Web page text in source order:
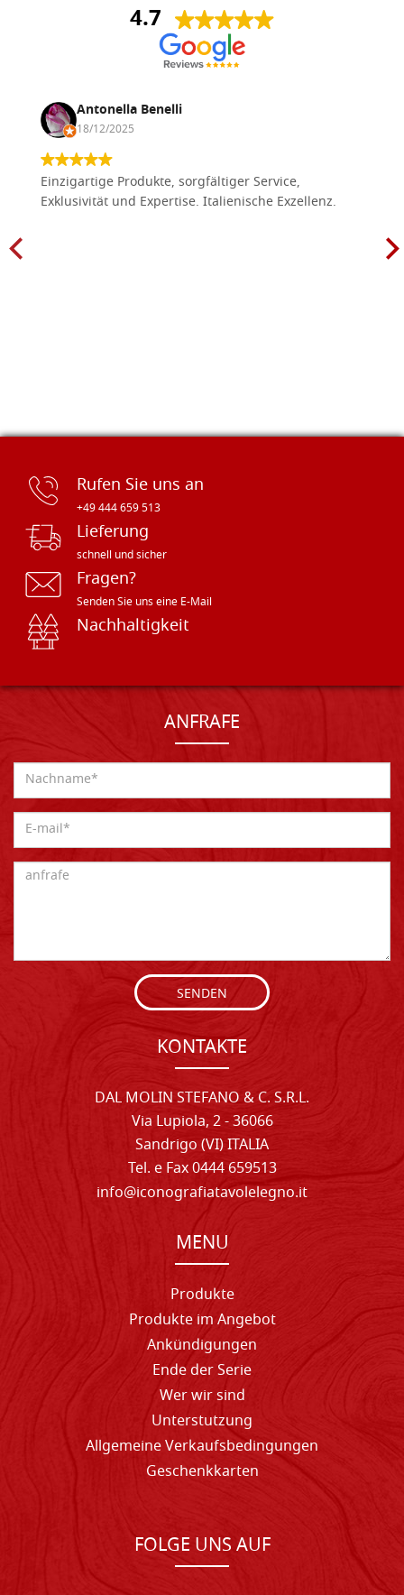
4.7
Antonella Benelli
18/12/2025
Einzigartige Produkte, sorgfältiger Service,
Exklusivität und Expertise. Italienische Exzellenz.
Rufen Sie uns an
+49 444 659 513
Lieferung
schnell und sicher
Fragen?
Senden Sie uns eine E-Mail
Nachhaltigkeit
ANFRAFE
SENDEN
KONTAKTE
DAL MOLIN STEFANO & C. S.R.L.
Via Lupiola, 2 - 36066
Sandrigo (VI) ITALIA
Tel. e Fax 0444 659513
info@iconografiatavolelegno.it
MENU
Produkte
Produkte im Angebot
Ankündigungen
Ende der Serie
Wer wir sind
Unterstutzung
Allgemeine Verkaufsbedingungen
Geschenkkarten
FOLGE UNS AUF